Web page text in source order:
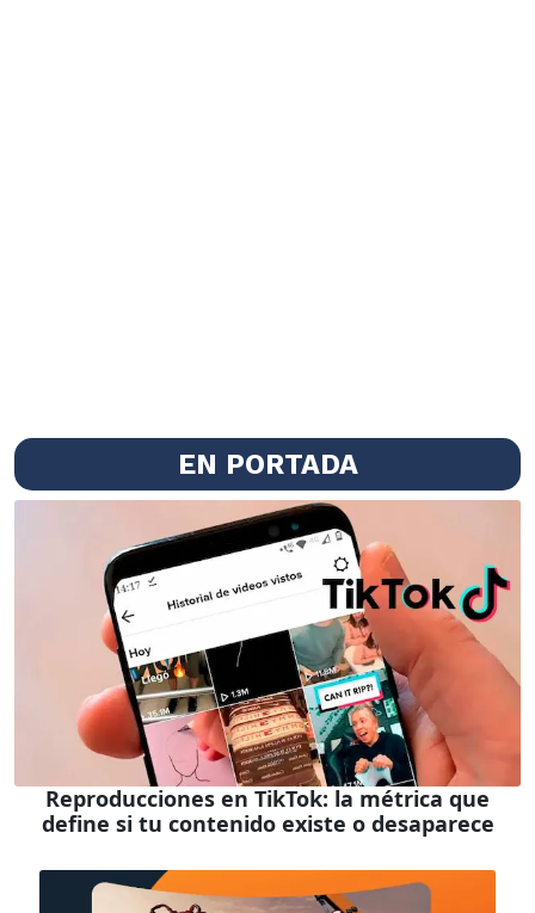
EN PORTADA
Reproducciones en TikTok: la métrica que
define si tu contenido existe o desaparece